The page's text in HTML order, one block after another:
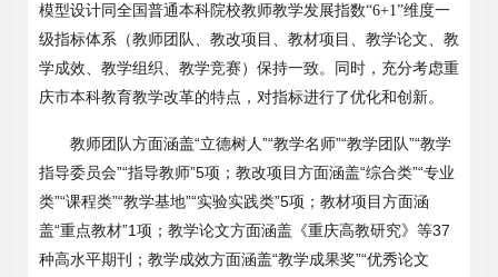
模型设计同全国普通本科院校教师教学发展指数“6+1”维度一
级指标体系（教师团队、教改项目、教材项目、教学论文、教
学成效、教学组织、教学竞赛）保持一致。同时，充分考虑重
庆市本科教育教学改革的特点，对指标进行了优化和创新。
教师团队方面涵盖“立德树人 ”“教学名师”“教学团队”“教学
指导委员会”“指导教师”5项；教改项目方面涵盖“综合类”“专业
类”“课程类”“教学基地”“实验实践类”5项；教材项目方面涵
盖“重点教材”1 项； 教学论文方面涵盖《重庆高教研究》等37
种高水平期刊；教学成效方面涵盖“教学成果奖”“优秀论文